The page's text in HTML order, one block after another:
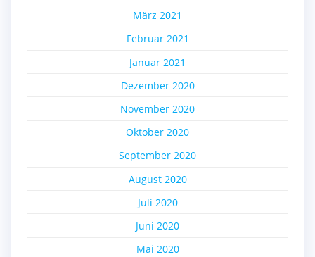
März 2021
Februar 2021
Januar 2021
Dezember 2020
November 2020
Oktober 2020
September 2020
August 2020
Juli 2020
Juni 2020
Mai 2020